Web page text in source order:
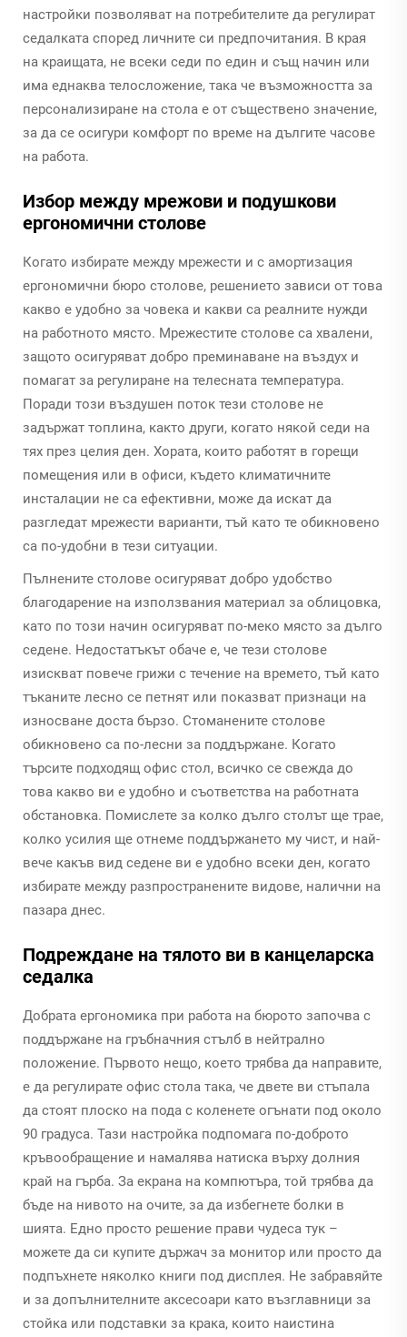
настройки позволяват на потребителите да регулират
седалката според личните си предпочитания. В края
на краищата, не всеки седи по един и същ начин или
има еднаква телосложение, така че възможността за
персонализиране на стола е от съществено значение,
за да се осигури комфорт по време на дългите часове
на работа.
Избор между мрежови и подушкови
ергономични столове
Когато избирате между мрежести и с амортизация
ергономични бюро столове, решението зависи от това
какво е удобно за човека и какви са реалните нужди
на работното място. Мрежестите столове са хвалени,
защото осигуряват добро преминаване на въздух и
помагат за регулиране на телесната температура.
Поради този въздушен поток тези столове не
задържат топлина, както други, когато някой седи на
тях през целия ден. Хората, които работят в горещи
помещения или в офиси, където климатичните
инсталации не са ефективни, може да искат да
разгледат мрежести варианти, тъй като те обикновено
са по-удобни в тези ситуации.
Пълнените столове осигуряват добро удобство
благодарение на използвания материал за облицовка,
като по този начин осигуряват по-меко място за дълго
седене. Недостатъкът обаче е, че тези столове
изискват повече грижи с течение на времето, тъй като
тъканите лесно се петнят или показват признаци на
износване доста бързо. Стоманените столове
обикновено са по-лесни за поддържане. Когато
търсите подходящ офис стол, всичко се свежда до
това какво ви е удобно и съответства на работната
обстановка. Помислете за колко дълго столът ще трае,
колко усилия ще отнеме поддържането му чист, и най-
вече какъв вид седене ви е удобно всеки ден, когато
избирате между разпространените видове, налични на
пазара днес.
Подреждане на тялото ви в канцеларска
седалка
Добрата ергономика при работа на бюрото започва с
поддържане на гръбначния стълб в нейтрално
положение. Първото нещо, което трябва да направите,
е да регулирате офис стола така, че двете ви стъпала
да стоят плоско на пода с коленете огънати под около
90 градуса. Тази настройка подпомага по-доброто
кръвообращение и намалява натиска върху долния
край на гърба. За екрана на компютъра, той трябва да
бъде на нивото на очите, за да избегнете болки в
шията. Едно просто решение прави чудеса тук –
можете да си купите държач за монитор или просто да
подпъхнете няколко книги под дисплея. Не забравяйте
и за допълнителните аксесоари като възглавници за
стойка или подставки за крака, които наистина